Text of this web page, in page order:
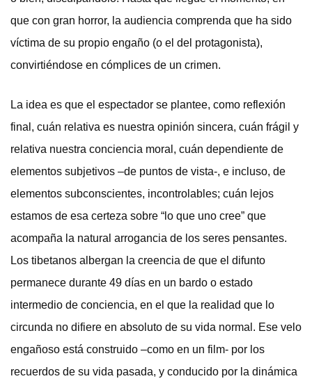
que con gran horror, la audiencia comprenda que ha sido
víctima de su propio engaño (o el del protagonista),
convirtiéndose en cómplices de un crimen.
La idea es que el espectador se plantee, como reflexión
final, cuán relativa es nuestra opinión sincera, cuán frágil y
relativa nuestra conciencia moral, cuán dependiente de
elementos subjetivos –de puntos de vista-, e incluso, de
elementos subconscientes, incontrolables; cuán lejos
estamos de esa certeza sobre “lo que uno cree” que
acompaña la natural arrogancia de los seres pensantes.
Los tibetanos albergan la creencia de que el difunto
permanece durante 49 días en un bardo o estado
intermedio de conciencia, en el que la realidad que lo
circunda no difiere en absoluto de su vida normal. Ese velo
engañoso está construido –como en un film- por los
recuerdos de su vida pasada, y conducido por la dinámica